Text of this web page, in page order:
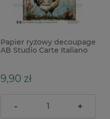
Papier ryżowy decoupage
AB Studio Carte Italiano
9,90 zł
- +